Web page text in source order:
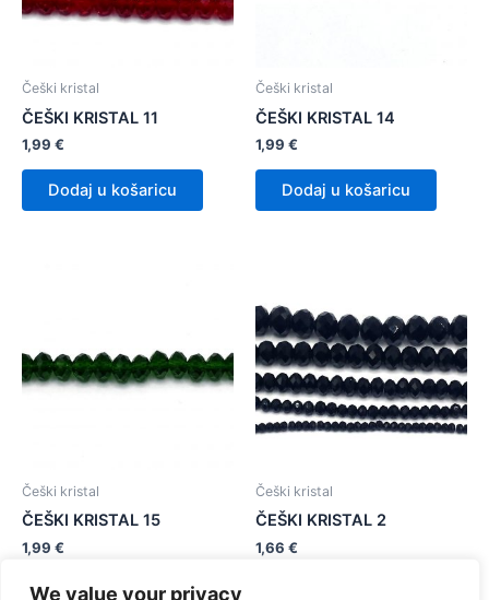
We value your privacy
Češki kristal
ČEŠKI KRISTAL 11
1,99 €
Dodaj u košaricu
Češki kristal
ČEŠKI KRISTAL 14
1,99 €
Dodaj u košaricu
Češki kristal
ČEŠKI KRISTAL 15
1,99 €
Dodaj u košaricu
Češki kristal
ČEŠKI KRISTAL 2
1,66 €